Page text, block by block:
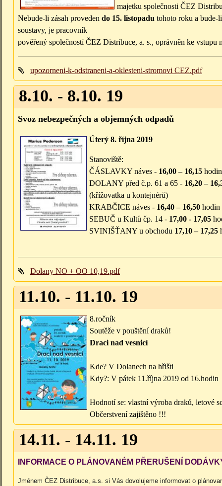
majetku společnosti ČEZ
Nebude-li zásah proveden do 15. listopadu tohoto roku a bude-
soustavy, je pracovník
pověřený společností ČEZ Distribuce, a. s., oprávněn ke vstupu
upozorneni-k-odstraneni-a-oklesteni-stromovi CEZ.pdf
8.10. - 8.10. 19
Svoz nebezpečných a objemných odpadů
Úterý 8. října 2019
Stanoviště:
ČÁSLAVKY náves - 16,00 – 16,15 hodin
DOLANY před č.p. 61 a 65 - 16,20 –
(křížovatka u kontejnérů)
KRABČICE náves - 16,40 – 16,50 hodin
SEBUČ u Kultů čp. 14 - 17,00 - 17,05
SVINIŠŤANY u obchodu 17,10 – 17,25
Dolany NO + OO 10,19.pdf
11.10. - 11.10. 19
8.ročník
Soutěže v pouštění draků!
Draci nad vesnicí
Kde? V Dolanech na hřišti
Kdy?: V pátek 11.října 2019 od 16.hodin
Hodnotí se: vlastní výroba draků, letové
Občerstvení zajištěno !!!
14.11. - 14.11. 19
INFORMACE O PLÁNOVANÉM PŘERUŠENÍ
Jménem ČEZ Distribuce, a.s. si Vás dovolujeme informovat o